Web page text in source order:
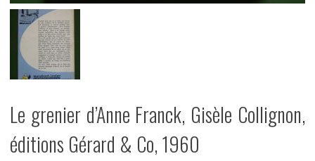
Le grenier d’Anne Franck, Gisèle Collignon,
éditions Gérard & Co, 1960